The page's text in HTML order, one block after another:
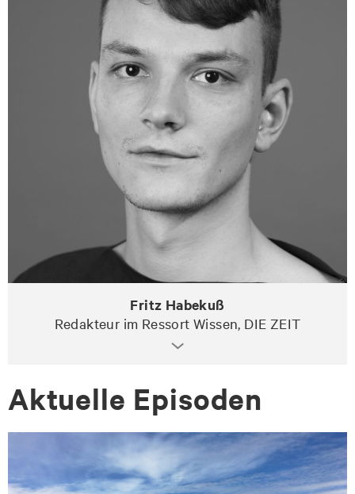
Fritz Habekuß
Redakteur im Ressort Wissen, DIE ZEIT
Ak­tu­el­le Epi­so­den